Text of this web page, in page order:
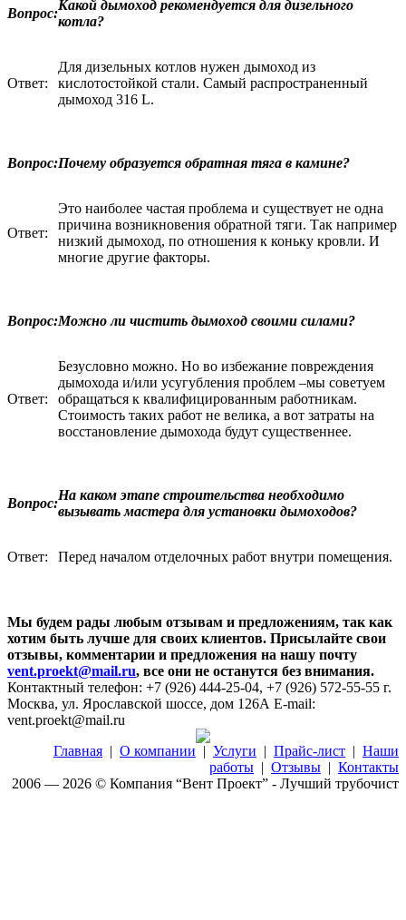
Вопрос:
Какой дымоход рекомендуется для дизельного
котла?
Ответ:
Для дизельных котлов нужен дымоход из
кислотостойкой стали. Самый распространенный
дымоход 316 L.
Вопрос:Почему образуется обратная тяга в камине?
Ответ:
Это наиболее частая проблема и существует не одна
причина возникновения обратной тяги. Так например
низкий дымоход, по отношения к коньку кровли. И
многие другие факторы.
Вопрос:Можно ли чистить дымоход своими силами?
Ответ:
Безусловно можно. Но во избежание повреждения
дымохода и/или усугубления проблем –мы советуем
обращаться к квалифицированным работникам.
Стоимость таких работ не велика, а вот затраты на
восстановление дымохода будут существеннее.
Вопрос:
На каком этапе строительства необходимо
вызывать мастера для установки дымоходов?
Ответ: Перед началом отделочных работ внутри помещения.
Мы будем рады любым отзывам и предложениям, так как
хотим быть лучше для своих клиентов. Присылайте свои
отзывы, комментарии и предложения на нашу почту
vent.proekt@mail.ru, все они не останутся без внимания.
Контактный телефон: +7 (926) 444-25-04, +7 (926) 572-55-55 г.
Москва, ул. Ярославской шоссе, дом 126А E-mail:
vent.proekt@mail.ru
Главная | О компании | Услуги | Прайс-лист | Наши
работы | Отзывы | Контакты
2006 — 2026 © Компания “Вент Проект” - Лучший трубочист